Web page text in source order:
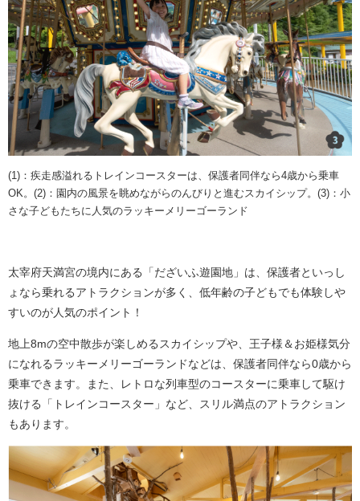
(1)：疾走感溢れるトレインコースターは、保護者同伴なら4歳から乗車
OK。(2)：園内の風景を眺めながらのんびりと進むスカイシップ。(3)：小
さな子どもたちに人気のラッキーメリーゴーランド
太宰府天満宮の境内にある「だざいふ遊園地」は、保護者といっし
ょなら乗れるアトラクションが多く、低年齢の子どもでも体験しや
すいのが人気のポイント！
地上8mの空中散歩が楽しめるスカイシップや、王子様＆お姫様気分
になれるラッキーメリーゴーランドなどは、保護者同伴なら0歳から
乗車できます。また、レトロな列車型のコースターに乗車して駆け
抜ける「トレインコースター」など、スリル満点のアトラクション
もあります。​